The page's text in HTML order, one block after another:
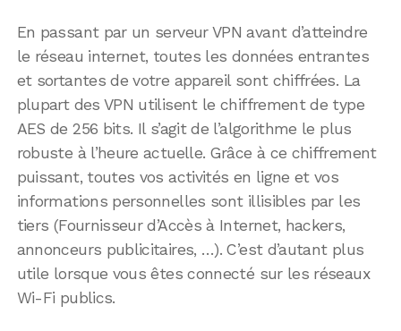
En passant par un serveur VPN avant d’atteindre
le réseau internet, toutes les données entrantes
et sortantes de votre appareil sont chiffrées. La
plupart des VPN utilisent le chiffrement de type
AES de 256 bits. Il s’agit de l’algorithme le plus
robuste à l’heure actuelle. Grâce à ce chiffrement
puissant, toutes vos activités en ligne et vos
informations personnelles sont illisibles par les
tiers (Fournisseur d’Accès à Internet, hackers,
annonceurs publicitaires, …). C’est d’autant plus
utile lorsque vous êtes connecté sur les réseaux
Wi-Fi publics.